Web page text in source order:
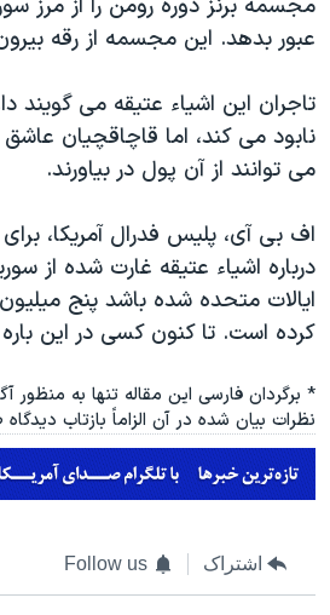
مجسمه برنز دوره رومن را از مرز
عبور بدهد. این مجسمه از رقه
تاجران این اشیاء عتیقه می گویند
نابود می کند، اما قاچاقچیان عاشق
می توانند از آن پول در بیاورند.
اف بی آی، پلیس فدرال آمریکا،
درباره اشیاء عتیقه غارت شده از
ایالات متحده شده باشد پنج
کرده است. تا کنون کسی در این
* برگردان فارسی این مقاله تنها به منظور
نظرات بیان شده در آن الزاماً بازتاب
اشتراک Follow us